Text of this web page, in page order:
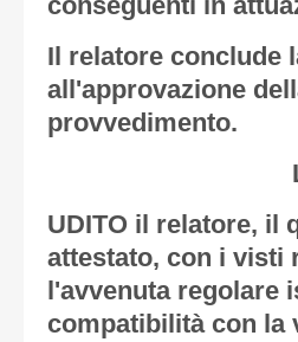
conseguenti in
Il relatore conclude
all'approvazione
provvedimento.
UDITO il relatore, il
attestato, con i visti
l'avvenuta regolare
compatibilità con la